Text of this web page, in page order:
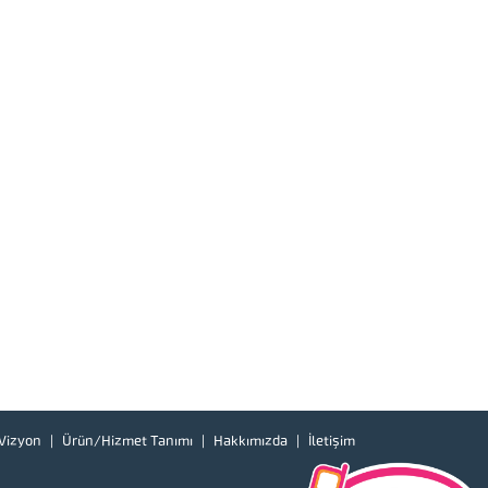
Ürün/Hizmet Tanımı Hakkımızda İletişim